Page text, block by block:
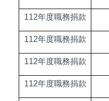
112年度職務捐款
112年度職務捐款
112年度職務捐款
112年度職務捐款